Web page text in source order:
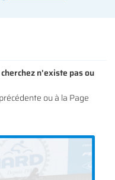
n'existe pas ou
ou à la Page